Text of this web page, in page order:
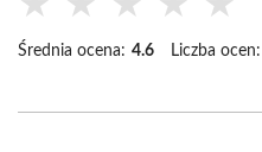
Średnia ocena: 4.6 Liczba ocen: